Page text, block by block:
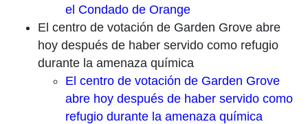
el Condado de Orange
El centro de votación de Garden Grove abre
hoy después de haber servido como refugio
durante la amenaza química
El centro de votación de Garden Grove
abre hoy después de haber servido como
refugio durante la amenaza química